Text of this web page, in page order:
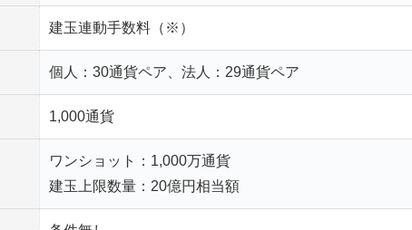
建玉連動手数料（※）
個人：30通貨ペア、法人：29通貨ペア
1,000通貨
ワンショット：1,000万通貨
建玉上限数量：20億円相当額